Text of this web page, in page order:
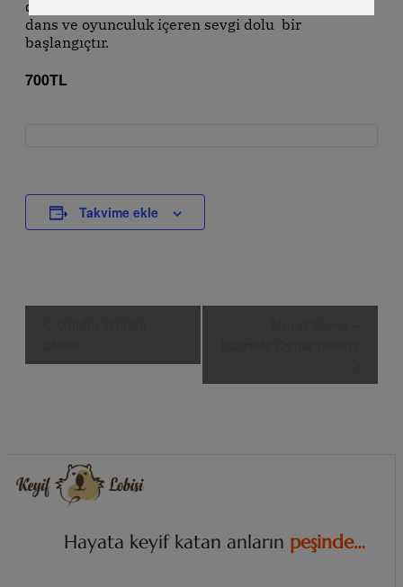
dalı ile tanışmak isteyen çocuklar için “Kuğu Gölü”
dans ve oyunculuk içeren sevgi dolu bir
başlangıçtır.
700TL
Takvime ekle
Hayata keyif katan anlarınpeşinde…